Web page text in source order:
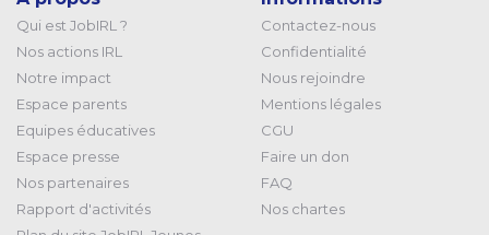
Qui est JobIRL ?
Nos actions IRL
Notre impact
Espace parents
Equipes éducatives
Espace presse
Nos partenaires
Rapport d'activités
Contactez-nous
Confidentialité
Nous rejoindre
Mentions légales
CGU
Faire un don
FAQ
Nos chartes